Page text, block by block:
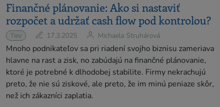
Finančné plánovanie: Ako si nastaviť
rozpočet a udržať cash flow pod kontrolou?
Tipy 17.3.2025 Michaela Struhárová
Mnoho podnikateľov sa pri riadení svojho biznisu zameriava
hlavne na rast a zisk, no zabúdajú na finančné plánovanie,
ktoré je potrebné k dlhodobej stabilite. Firmy nekrachujú
preto, že nie sú ziskové, ale preto, že im minú peniaze skôr,
než ich zákazníci zaplatia.